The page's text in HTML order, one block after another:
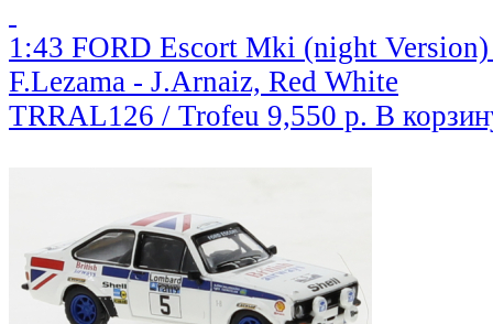
1:43 FORD Escort Mki (night
F.Lezama - J.Arnaiz, Red White
TRRAL126 / Trofeu 9,550 р. В